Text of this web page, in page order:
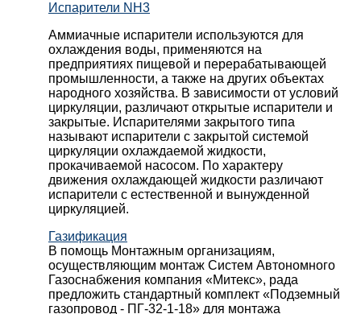
Испарители NH3
Аммиачные испарители используются для
охлаждения воды, применяются на
предприятиях пищевой и перерабатывающей
промышленности, а также на других объектах
народного хозяйства. В зависимости от условий
циркуляции, различают открытые испарители и
закрытые. Испарителями закрытого типа
называют испарители с закрытой системой
циркуляции охлаждаемой жидкости,
прокачиваемой насосом. По характеру
движения охлаждающей жидкости различают
испарители с естественной и вынужденной
циркуляцией.
Газификация
В помощь Монтажным организациям,
осуществляющим монтаж Систем Автономного
Газоснабжения компания «Митекс», рада
предложить стандартный комплект «Подземный
газопровод - ПГ-32-1-18» для монтажа